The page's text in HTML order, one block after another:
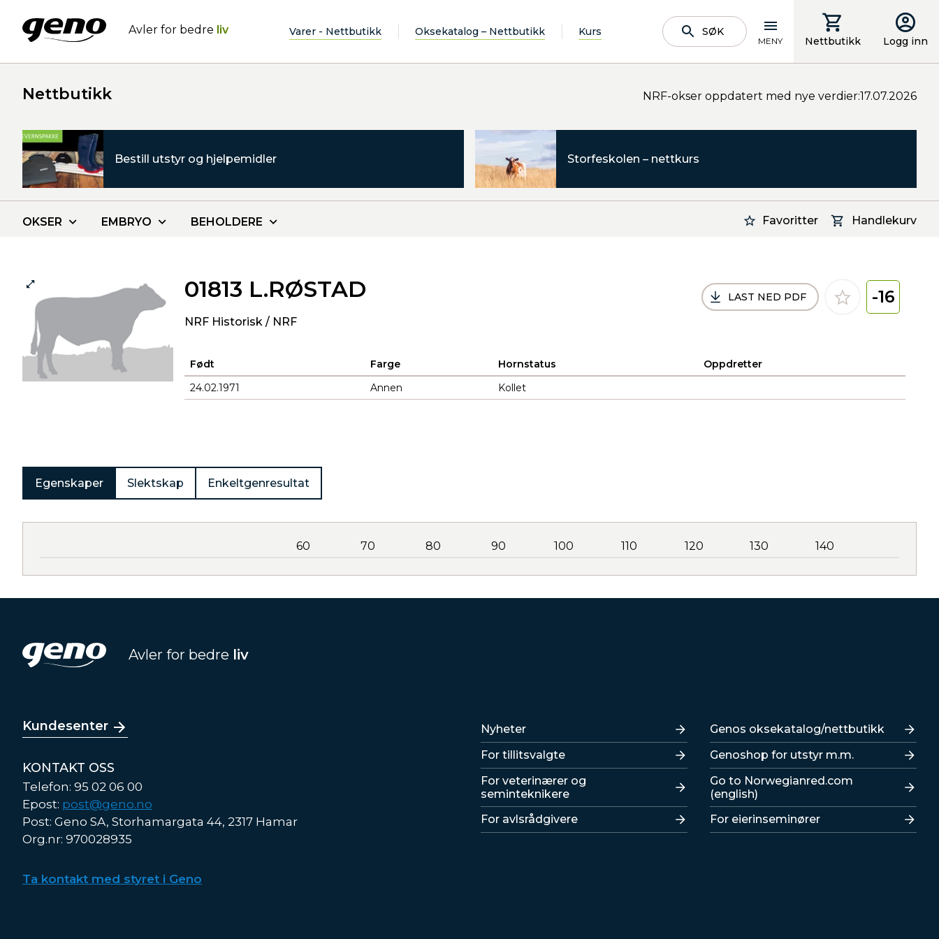
Avler for bedre liv Varer - Nettbutikk Oksekatalog – Nettbutikk Kurs SØK
MENY Nettbutikk Logg inn
Nettbutikk NRF-okser oppdatert med nye verdier:17.07.2026
Bestill utstyr og hjelpemidler Storfeskolen – nettkurs
Favoritter Handlekurv
OKSER EMBRYO BEHOLDERE
01813 L.RØSTAD
NRF Historisk / NRF
LAST NED PDF -16
Født Farge Hornstatus
Oppdretter
24.02.1971
Annen Kollet
Egenskaper Slektskap Enkeltgenresultat
60 70 80 90 100 110 120 130 140
Avler for bedre liv
Kundesenter
KONTAKT OSS
Telefon: 95 02 06 00
Epost: post@geno.no
Post: Geno SA, Storhamargata 44, 2317 Hamar
Org.nr: 970028935
Ta kontakt med styret i Geno
Lenker
Nyheter
For tillitsvalgte
For veterinærer og
seminteknikere
For avlsrådgivere
Lenker
Genos oksekatalog/nettbutikk
Genoshop for utstyr m.m.
Go to Norwegianred.com
(english)
For eierinseminører